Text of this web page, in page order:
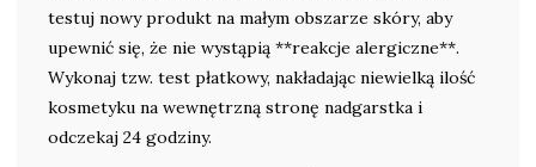
testuj nowy produkt na małym obszarze skóry, aby
upewnić się, że nie wystąpią **reakcje alergiczne**.
Wykonaj tzw. test płatkowy, nakładając niewielką ilość
kosmetyku na wewnętrzną stronę nadgarstka i
odczekaj 24 godziny.